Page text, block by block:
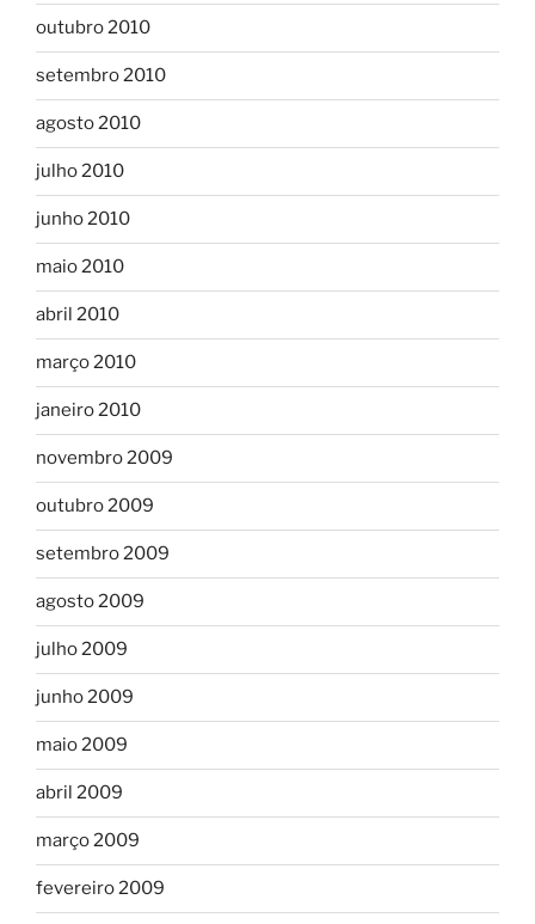
outubro 2010
setembro 2010
agosto 2010
julho 2010
junho 2010
maio 2010
abril 2010
março 2010
janeiro 2010
novembro 2009
outubro 2009
setembro 2009
agosto 2009
julho 2009
junho 2009
maio 2009
abril 2009
março 2009
fevereiro 2009